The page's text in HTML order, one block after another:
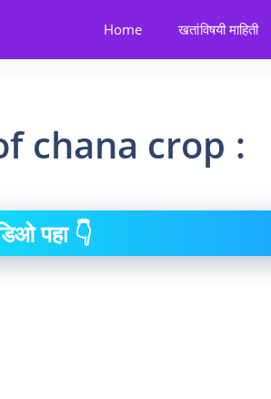
Home खतांविषयी माहिती
chana crop :
पहा 👇